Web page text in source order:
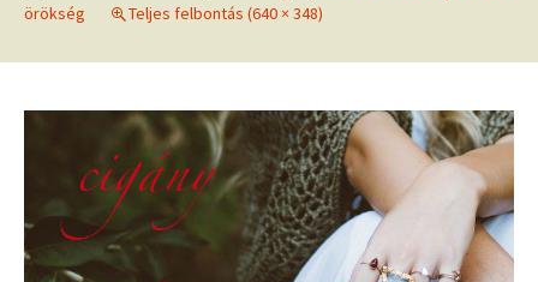
örökség
Teljes felbontás (640 × 348)